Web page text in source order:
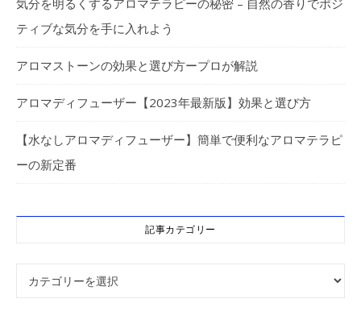
気分を明るくするアロマテラピーの秘密 – 自然の香りでポジ
ティブな気分を手に入れよう
アロマストーンの効果と選び方ープロが解説
アロマディフューザー【2023年最新版】効果と選び方
【水なしアロマディフューザー】簡単で便利なアロマテラピ
ーの新定番
記事カテゴリー
記事カテゴリー